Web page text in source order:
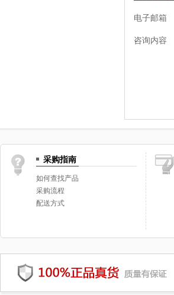
电子邮箱
咨询内容
采购指南
如何查找产品
采购流程
配送方式